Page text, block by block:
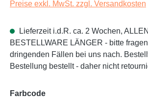
Preise exkl. MwSt. zzgl. Versandkosten
Lieferzeit i.d.R. ca. 2 Wochen,
BESTELLWARE LÄNGER - bitte
dringenden Fällen bei uns nach.
Bestellung bestellt - daher nicht
Farbcodeauswählen